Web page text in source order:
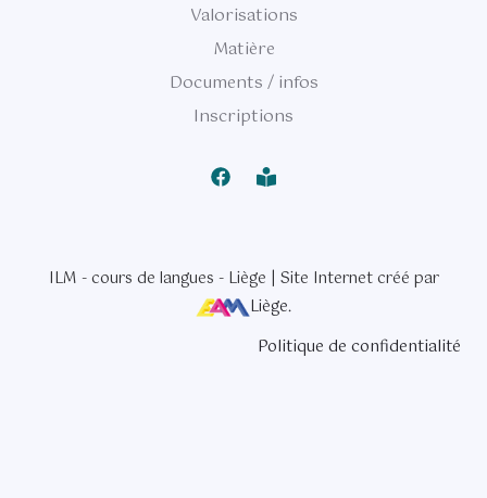
Valorisations
Matière
Documents / infos
Inscriptions
ILM - cours de langues - Liège | Site Internet créé par
Liège.
Politique de confidentialité